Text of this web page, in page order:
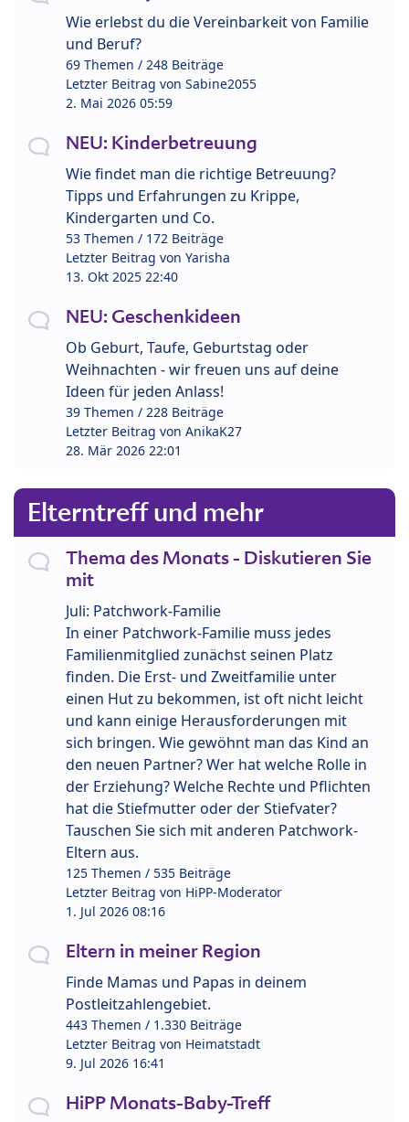
Wie erlebst du die Vereinbarkeit von Familie
und Beruf?
69 Themen / 248 Beiträge
Letzter Beitrag von Sabine2055
2. Mai 2026 05:59
NEU: Kinderbetreuung
Wie findet man die richtige Betreuung?
Tipps und Erfahrungen zu Krippe,
Kindergarten und Co.
53 Themen / 172 Beiträge
Letzter Beitrag von Yarisha
13. Okt 2025 22:40
NEU: Geschenkideen
Ob Geburt, Taufe, Geburtstag oder
Weihnachten - wir freuen uns auf deine
Ideen für jeden Anlass!
39 Themen / 228 Beiträge
Letzter Beitrag von AnikaK27
28. Mär 2026 22:01
Elterntreff und mehr
Thema des Monats - Diskutieren Sie
mit
Juli: Patchwork-Familie
In einer Patchwork-Familie muss jedes
Familienmitglied zunächst seinen Platz
finden. Die Erst- und Zweitfamilie unter
einen Hut zu bekommen, ist oft nicht leicht
und kann einige Herausforderungen mit
sich bringen. Wie gewöhnt man das Kind an
den neuen Partner? Wer hat welche Rolle in
der Erziehung? Welche Rechte und Pflichten
hat die Stiefmutter oder der Stiefvater?
Tauschen Sie sich mit anderen Patchwork-
Eltern aus.
125 Themen / 535 Beiträge
Letzter Beitrag von HiPP-Moderator
1. Jul 2026 08:16
Eltern in meiner Region
Finde Mamas und Papas in deinem
Postleitzahlengebiet.
443 Themen / 1.330 Beiträge
Letzter Beitrag von Heimatstadt
9. Jul 2026 16:41
HiPP Monats-Baby-Treff